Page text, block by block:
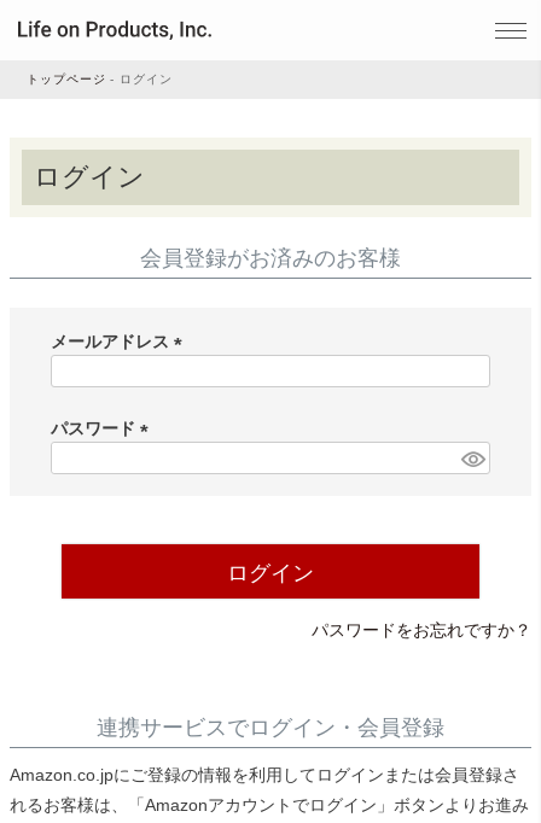
家電
ビューティー
デジタル雑貨
アウトレット
トップページ ログイン
ログイン
会員登録がお済みのお客様
メールアドレス
)
パスワード
ログイン
パスワードをお忘れですか？
連携サービスでログイン・会員登録
Amazon.co.jpにご登録の情報を利用してログインまたは会員登録さ
れるお客様は、「Amazonアカウントでログイン」ボタンよりお進み